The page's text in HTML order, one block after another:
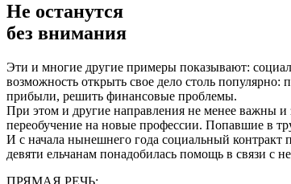
Не останутся
без внимания
Эти и многие другие примеры показывают:
возможность открыть свое дело столь популярно:
прибыли, решить финансовые проблемы.
При этом и другие направления не менее важны и
переобучение на новые профессии. Попавшие в
И с начала нынешнего года социальный контракт
девяти ельчанам понадобилась помощь в связи с
ПРЯМАЯ РЕЧЬ: